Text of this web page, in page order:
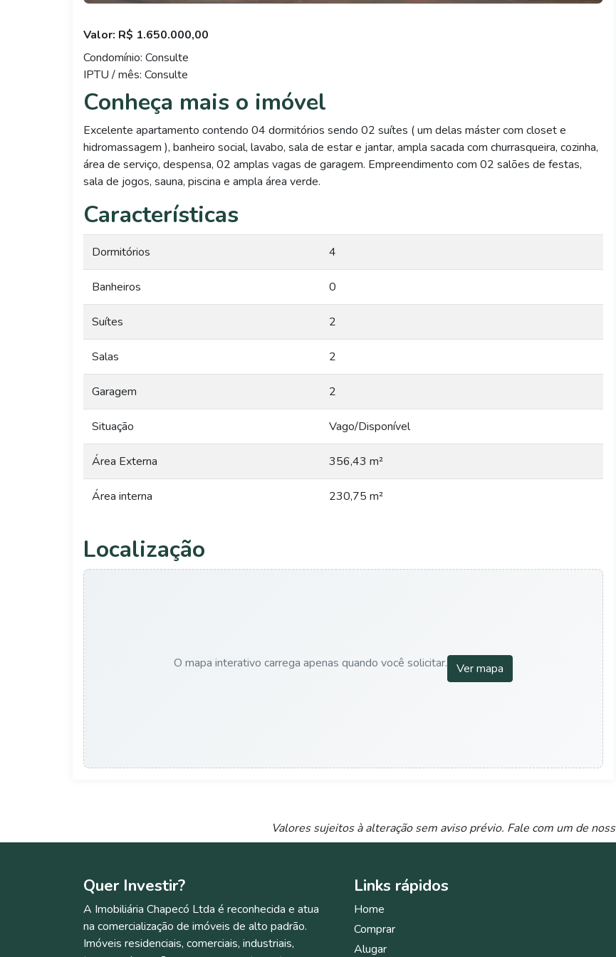
Valor: R$ 1.650.000,00
Condomínio: Consulte
IPTU / mês: Consulte
Conheça mais o imóvel
Excelente apartamento contendo 04 dormitórios sendo 02 suítes ( um delas máster com closet e
hidromassagem ), banheiro social, lavabo, sala de estar e jantar, ampla sacada com churrasqueira, cozinha,
área de serviço, despensa, 02 amplas vagas de garagem. Empreendimento com 02 salões de festas,
sala de jogos, sauna, piscina e ampla área verde.
Características
Dormitórios 4
Banheiros 0
Suítes 2
Salas 2
Garagem 2
Situação Vago/Disponível
Área Externa 356,43 m²
Área interna 230,75 m²
Localização
O mapa interativo carrega apenas quando você solicitar. Ver mapa
Valores sujeitos à alteração sem aviso prévio. Fale com um de
Quer Investir?
A Imobiliária Chapecó Ltda é reconhecida e atua
na comercialização de imóveis de alto padrão.
Imóveis residenciais, comerciais, industriais,
Links rápidos
Home
Comprar
Alugar